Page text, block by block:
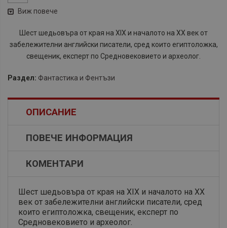
Виж повече
Шест шедьовъра от края на XIX и началото на XX век от
забележителни английски писатели, сред които египтоложка,
свещеник, експерт по Средновековието и археолог.
Раздел: Фантастика и Фентъзи
ОПИСАНИЕ
ПОВЕЧЕ ИНФОРМАЦИЯ
КОМЕНТАРИ
Шест шедьовъра от края на XIX и началото на XX
век от забележителни английски писатели, сред
които египтоложка, свещеник, експерт по
Средновековието и археолог.